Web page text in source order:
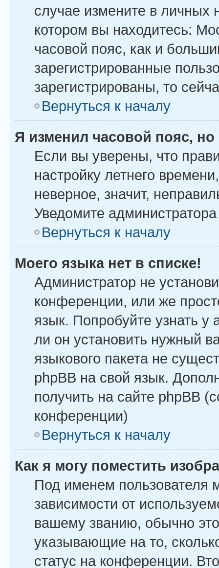
случае измените в личных
котором вы находитесь:
часовой пояс, как и
зарегистрированные
зарегистрированы, то
Вернуться к началу
Я изменил часовой пояс,
Если вы уверены, что
настройку летнего
неверное, значит,
Уведомите
Вернуться к началу
Моего языка нет в списке!
Администратор не
конференции, или же
язык. Попробуйте узнать
ли он установить нужный
языкового пакета не
phpBB на свой язык.
получить на сайте phpBB
конференции)
Вернуться к началу
Как я могу поместить
Под именем пользователя
зависимости от
вашему званию, обычно это
указывающие на то,
статус на конференции.